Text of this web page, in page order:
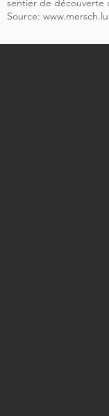
sentier de découverte
Source: www.mersch.lu